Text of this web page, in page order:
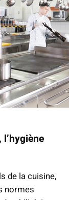
de la cuisine,
normes